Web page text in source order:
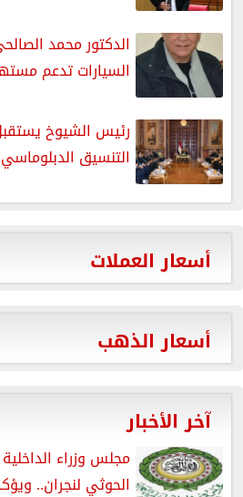
الدكتور محمد
السيارات تدعم
رئيس الشيوخ
التنسيق الدبلوماسي
أسعار العملات
أسعار الذهب
آخر الأخبار
مجلس وزراء
الحوثي لنجران..